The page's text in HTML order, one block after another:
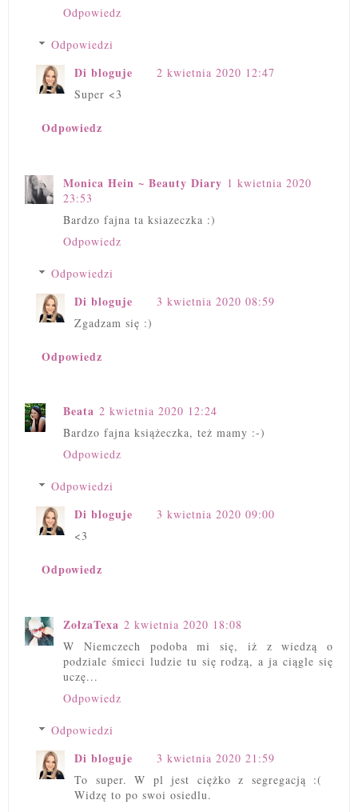
Odpowiedz
Odpowiedzi
Di bloguje
2 kwietnia 2020 12:47
Super <3
Odpowiedz
Monica Hein ~ Beauty Diary 1 kwietnia 2020
23:53
Bardzo fajna ta ksiazeczka :)
Odpowiedz
Odpowiedzi
Di bloguje
3 kwietnia 2020 08:59
Zgadzam się :)
Odpowiedz
Beata 2 kwietnia 2020 12:24
Bardzo fajna książeczka, też mamy :-)
Odpowiedz
Odpowiedzi
Di bloguje
3 kwietnia 2020 09:00
<3
Odpowiedz
ZołzaTexa 2 kwietnia 2020 18:08
W Niemczech podoba mi się, iż z wiedzą o
podziale śmieci ludzie tu się rodzą, a ja ciągle się
uczę...
Odpowiedz
Odpowiedzi
Di bloguje
3 kwietnia 2020 21:59
To super. W pl jest ciężko z segregacją :(
Widzę to po swoi osiedlu.